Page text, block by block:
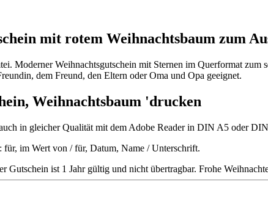
mit rotem Weihnachtsbaum zum
Moderner Weihnachtsgutschein mit Sternen im Querformat
dem Freund, den Eltern oder Oma und Opa geeignet.
Weihnachtsbaum 'drucken
in gleicher Qualität mit dem Adobe Reader in DIN A5 oder
für, im Wert von / für, Datum, Name / Unterschrift.
Gutschein ist 1 Jahr gültig und nicht übertragbar. Frohe